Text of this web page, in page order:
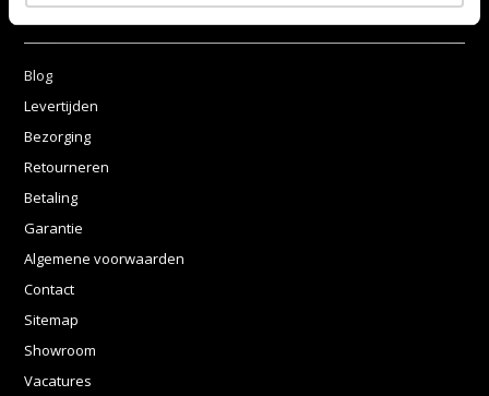
Klantenservice
Blog
Levertijden
Bezorging
Retourneren
Betaling
Garantie
Algemene voorwaarden
Contact
Sitemap
Showroom
Vacatures